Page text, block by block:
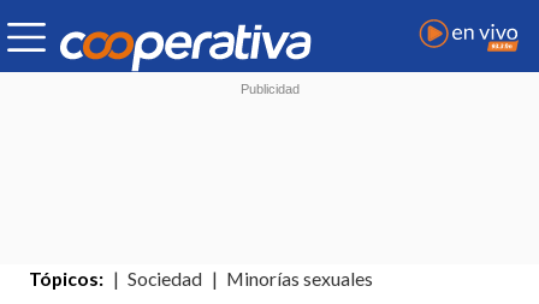
Tópicos: Sociedad Minorías sexuales